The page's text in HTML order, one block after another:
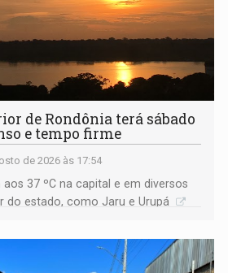
de Rondônia terá sábado
e tempo firme
de 2026 às 17:54
37 ºC na capital e em diversos
do estado, como Jaru e Urupá